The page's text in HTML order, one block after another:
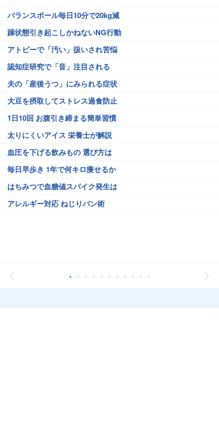
バランスボール毎日10分で20kg減
躁状態引き起こしかねないNG行動
アトピーで「汚い」扱いされ苦悩
認知症研究で「音」注目される
夫の「産後うつ」にみられる症状
大豆を摂取してストレス過食防止
1日10回 お腹引き締まる簡単習慣
太りにくいアイス 栄養士が解説
血圧を下げる飲みもの 選び方は
毎日早歩き 1年で何キロ痩せるか
はちみつで血糖値スパイク発生は
アレルギー対応 ねじりパン術